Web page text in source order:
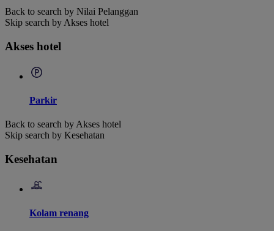
Back to search by Nilai Pelanggan
Skip search by Akses hotel
Akses hotel
Parkir
Back to search by Akses hotel
Skip search by Kesehatan
Kesehatan
Kolam renang